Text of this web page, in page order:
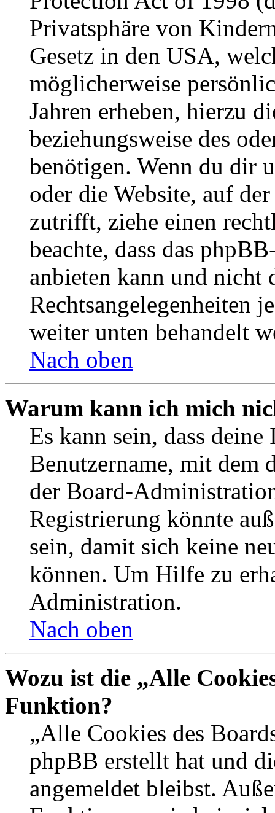
Privatsphäre von
Gesetz in den USA,
möglicherweise
Jahren erheben, hierzu
beziehungsweise des
benötigen. Wenn du dir
oder die Website, auf
zutrifft, ziehe einen
beachte, dass das
anbieten kann und nicht
Rechtsangelegenheiten
weiter unten behandelt
Nach oben
Warum kann ich mich
Es kann sein, dass
Benutzername, mit dem
der Board-
Registrierung könnte
sein, damit sich keine
können. Um Hilfe zu
Administration.
Nach oben
Wozu ist die „Alle
Funktion?
„Alle Cookies des
phpBB erstellt hat und
angemeldet bleibst.